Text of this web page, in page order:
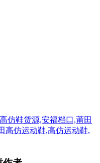
仿鞋货源,安福档口,莆田
高仿运动鞋,高仿运动鞋,